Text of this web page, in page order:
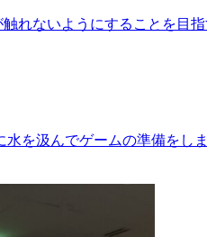
れないようにすることを目
を汲んでゲームの準備を